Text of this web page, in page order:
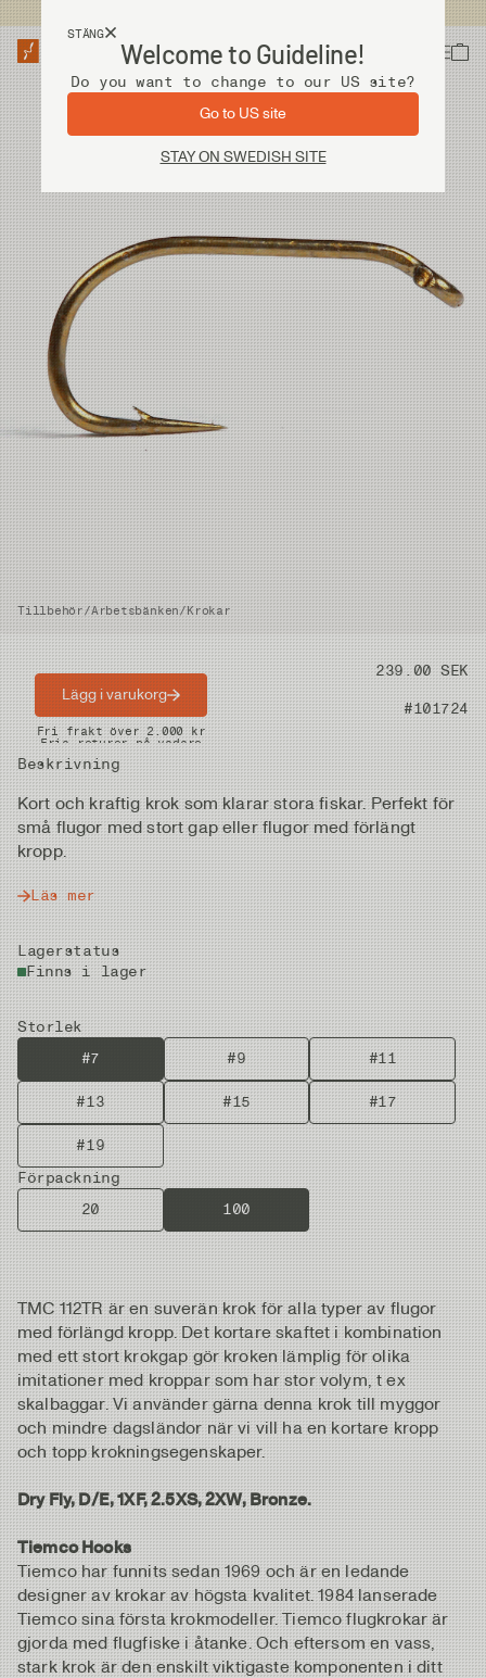
STÄNG
Welcome to Guideline!
Do you want to change to our US site?
Go to US site
STAY ON SWEDISH SITE
Tillbehör/Arbetsbänken/Krokar
Pris 239.00 SEK
Artikelnummer #101724
Beskrivning
Kort och kraftig krok som klarar stora fiskar. Perfekt för
små flugor med stort gap eller flugor med förlängt
kropp.
Läs mer
Lagerstatus
Finns i lager
Storlek
#7
#9 #11
#13 #15 #17
#19
Förpackning
20
100
Lägg i varukorg
Snabba leveranser
Fri frakt över 2.000 kr
Fria returer på vadare
TMC 112TR är en suverän krok för alla typer av flugor
med förlängd kropp. Det kortare skaftet i kombination
med ett stort krokgap gör kroken lämplig för olika
imitationer med kroppar som har stor volym, t ex
skalbaggar. Vi använder gärna denna krok till myggor
och mindre dagsländor när vi vill ha en kortare kropp
och topp krokningsegenskaper.
Dry Fly, D/E, 1XF, 2.5XS, 2XW, Bronze.
Tiemco Hooks
Tiemco har funnits sedan 1969 och är en ledande
designer av krokar av högsta kvalitet. 1984 lanserade
Tiemco sina första krokmodeller. Tiemco flugkrokar är
gjorda med flugfiske i åtanke. Och eftersom en vass,
stark krok är den enskilt viktigaste komponenten i ditt